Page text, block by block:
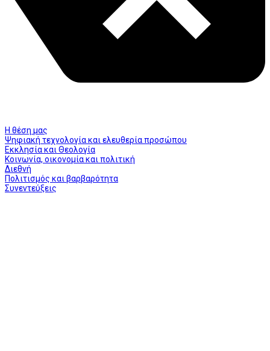
Η θέση μας
Ψηφιακή τεχνολογία και ελευθερία προσώπου
Εκκλησία και Θεολογία
Κοινωνία, οικονομία και πολιτική
Διεθνή
Πολιτισμός και βαρβαρότητα
Συνεντεύξεις